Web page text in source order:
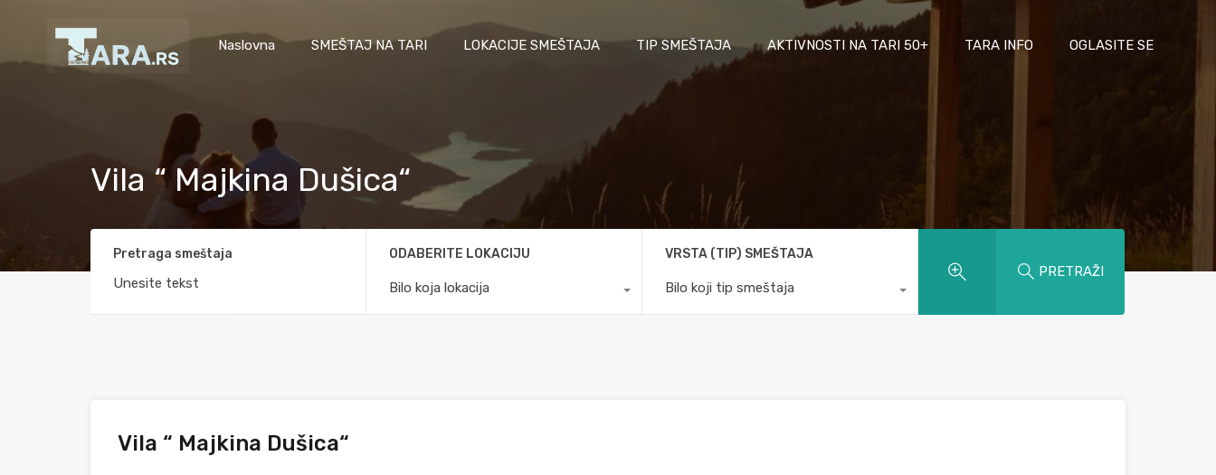
Naslovna SMEŠTAJ NA TARI LOKACIJE SMEŠTAJA TIP SMEŠTAJA AKTIVNOSTI NA TARI 50+ TARA INFO OGLASITE SE
Vila “ Majkina Dušica“
Pretraga smeštaja ODABERITE LOKACIJU
Bilo koja lokacija
VRSTA (TIP) SMEŠTAJA
Bilo koji tip smeštaja
PRETRAŽI
Vila “ Majkina Dušica“